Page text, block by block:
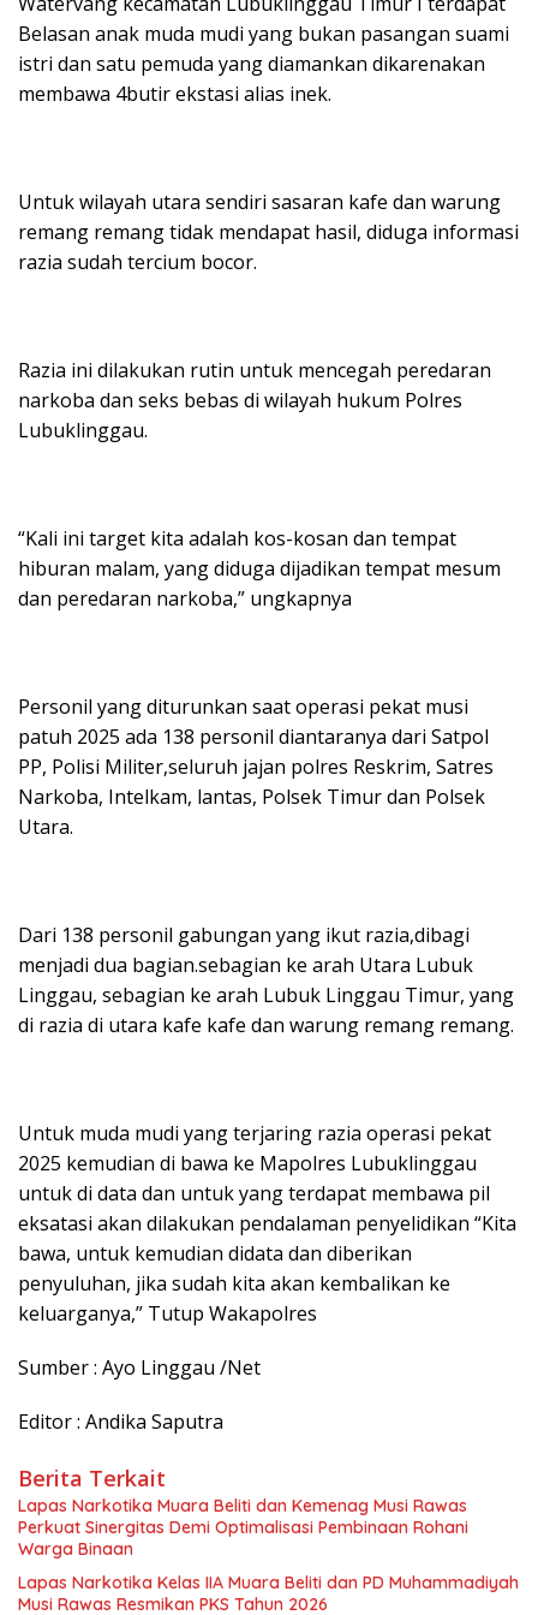
Belasan anak muda mudi yang bukan pasangan suami
istri dan satu pemuda yang diamankan dikarenakan
membawa 4butir ekstasi alias inek.
Untuk wilayah utara sendiri sasaran kafe dan warung
remang remang tidak mendapat hasil, diduga informasi
razia sudah tercium bocor.
Razia ini dilakukan rutin untuk mencegah peredaran
narkoba dan seks bebas di wilayah hukum Polres
Lubuklinggau.
“Kali ini target kita adalah kos-kosan dan tempat
hiburan malam, yang diduga dijadikan tempat mesum
dan peredaran narkoba,” ungkapnya
Personil yang diturunkan saat operasi pekat musi
patuh 2025 ada 138 personil diantaranya dari Satpol
PP, Polisi Militer,seluruh jajan polres Reskrim, Satres
Narkoba, Intelkam, lantas, Polsek Timur dan Polsek
Utara.
Dari 138 personil gabungan yang ikut razia,dibagi
menjadi dua bagian.sebagian ke arah Utara Lubuk
Linggau, sebagian ke arah Lubuk Linggau Timur, yang
di razia di utara kafe kafe dan warung remang remang.
Untuk muda mudi yang terjaring razia operasi pekat
2025 kemudian di bawa ke Mapolres Lubuklinggau
untuk di data dan untuk yang terdapat membawa pil
eksatasi akan dilakukan pendalaman penyelidikan “Kita
bawa, untuk kemudian didata dan diberikan
penyuluhan, jika sudah kita akan kembalikan ke
keluarganya,” Tutup Wakapolres
Sumber : Ayo Linggau /Net
Editor : Andika Saputra
Berita Terkait
Lapas Narkotika Muara Beliti dan Kemenag Musi Rawas
Perkuat Sinergitas Demi Optimalisasi Pembinaan Rohani
Warga Binaan
Lapas Narkotika Kelas IIA Muara Beliti dan PD Muhammadiyah
Musi Rawas Resmikan PKS Tahun 2026